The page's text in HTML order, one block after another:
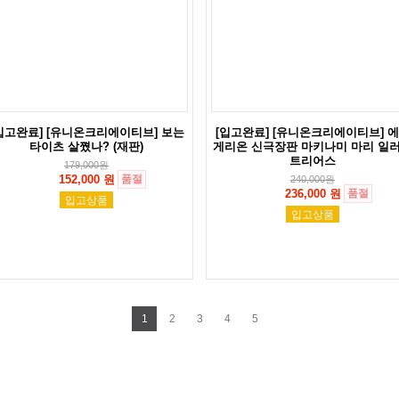
고완료] [유니온크리에이티브] 보는
타이츠 살쪘나? (재판)
179,000원
152,000 원
품절
입고상품
[입고완료] [유니온크리에이티브]
게리온 신극장판 마키나미 마리 일
트리어스
240,000원
236,000 원
품절
입고상품
1 2 3 4 5